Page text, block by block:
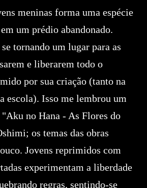
meninas forma uma espécie
um prédio abandonado.
tornando um lugar para as
e liberarem todo o
por sua criação (tanto na
escola). Isso me lembrou um
no Hana - As Flores do
os temas das obras
Jovens reprimidos com
experimentam a liberdade
regras, sentindo-se